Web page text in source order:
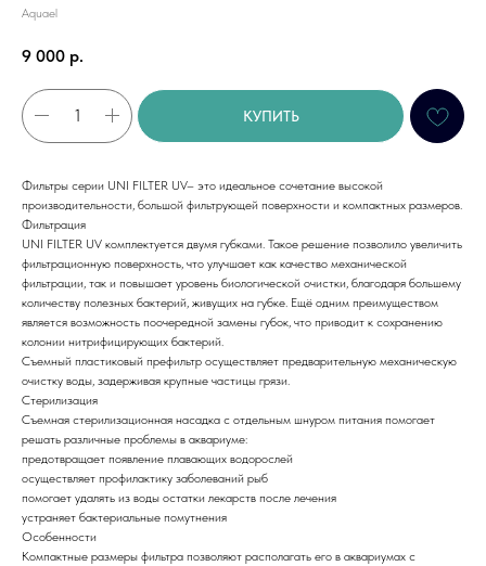
Aquael
9 000 р.
КУПИТЬ
Фильтры серии UNI FILTER UV– это идеальное сочетание высокой
производительности, большой фильтрующей поверхности и компактных размеров.
Фильтрация
UNI FILTER UV комплектуется двумя губками. Такое решение позволило увеличить
фильтрационную поверхность, что улучшает как качество механической
фильтрации, так и повышает уровень биологической очистки, благодаря большему
количеству полезных бактерий, живущих на губке. Ещё одним преимуществом
является возможность поочередной замены губок, что приводит к сохранению
колонии нитрифицирующих бактерий.
Съемный пластиковый префильтр осуществляет предварительную механическую
очистку воды, задерживая крупные частицы грязи.
Стерилизация
Съемная стерилизационная насадка с отдельным шнуром питания помогает
решать различные проблемы в аквариуме:
предотвращает появление плавающих водорослей
осуществляет профилактику заболеваний рыб
помогает удалять из воды остатки лекарств после лечения
устраняет бактериальные помутнения
Особенности
Компактные размеры фильтра позволяют располагать его в аквариумах с